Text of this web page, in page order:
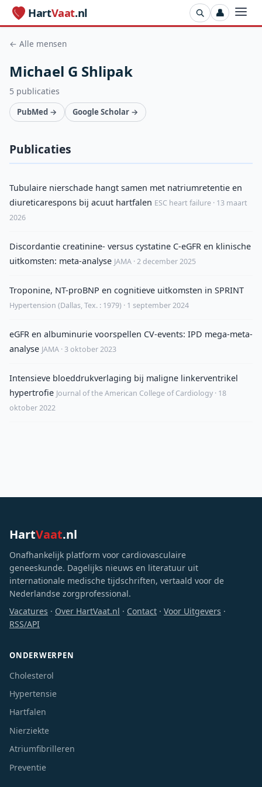
HartVaat.nl 👤
← Alle mensen
Michael G Shlipak
5 publicaties
PubMed → Google Scholar →
Publicaties
Tubulaire nierschade hangt samen met natriumretentie en
diureticarespons bij acuut hartfalen ESC heart failure · 13 maart
2026
Discordantie creatinine- versus cystatine C-eGFR en klinische
uitkomsten: meta-analyse JAMA · 2 december 2025
Troponine, NT-proBNP en cognitieve uitkomsten in SPRINT
Hypertension (Dallas, Tex. : 1979) · 1 september 2024
eGFR en albuminurie voorspellen CV-events: IPD mega-meta-
analyse JAMA · 3 oktober 2023
Intensieve bloeddrukverlaging bij maligne linkerventrikel
hypertrofie Journal of the American College of Cardiology · 18
oktober 2022
HartVaat.nl
Onafhankelijk platform voor cardiovasculaire
geneeskunde. Dagelijks nieuws en literatuur uit
internationale medische tijdschriften, vertaald voor de
Nederlandse zorgprofessional.
Vacatures · Over HartVaat.nl · Contact · Voor Uitgevers ·
RSS/API
ONDERWERPEN
Cholesterol
Hypertensie
Hartfalen
Nierziekte
Atriumfibrilleren
Preventie